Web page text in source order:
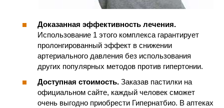
Доказанная эффективность лечения.
Использование 1 этого комплекса гарантирует
пролонгированный эффект в снижении
артериального давления без использования
других популярных методов против гипертонии.
Доступная стоимость. Заказав пастилки на
официальном сайте, каждый человек сможет
очень выгодно приобрести Гипернатбио. В аптеках